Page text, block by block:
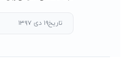
تاریخ۱۹ دی ۱۳۹۷